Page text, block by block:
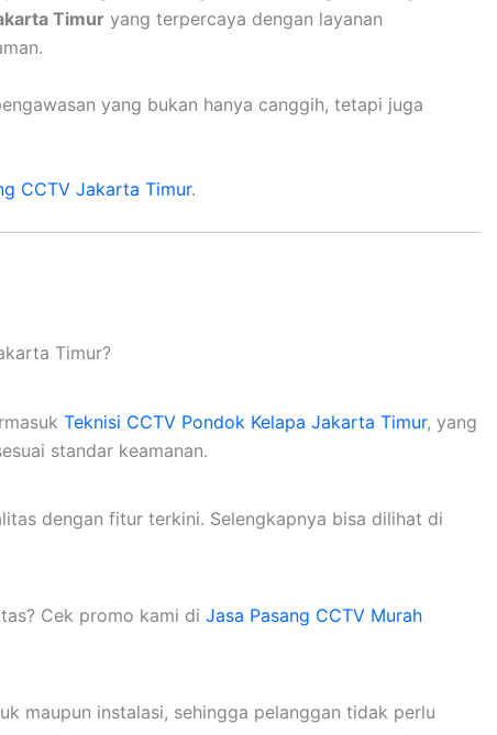
Timur yang terpercaya dengan layanan
yang bukan hanya canggih, tetapi juga
CCTV Jakarta Timur.
Timur?
Teknisi CCTV Pondok Kelapa Jakarta Timur, yang
standar keamanan.
dengan fitur terkini. Selengkapnya bisa dilihat di
Cek promo kami di Jasa Pasang CCTV Murah
maupun instalasi, sehingga pelanggan tidak perlu